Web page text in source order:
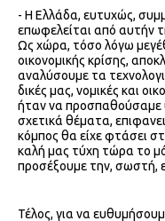
- Η Ελλάδα, ευτυχώς,
επωφελείται από αυτήν
Ως χώρα, τόσο λόγω
οικονομικής κρίσης,
αναλύσουμε τα
δικές μας, νομικές και
ήταν να
σχετικά θέματα,
κόμπος θα είχε φτάσει
καλή μας τύχη τώρα το
προσέξουμε την, σωστή,
Τέλος, για να